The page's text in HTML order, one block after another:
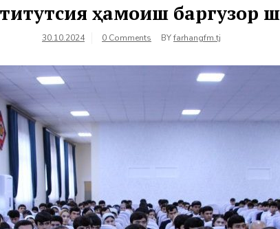
ҳамоиш баргузор
30.10.2024 0 Comments BYfarhangfm.tj